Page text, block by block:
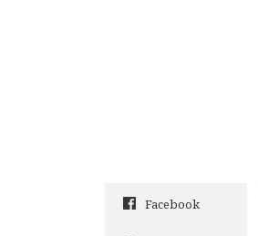
Facebook